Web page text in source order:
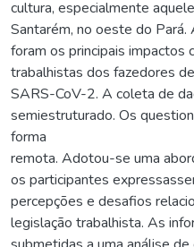
cultura, especialmente
Santarém, no oeste do
foram os principais impactos
trabalhistas dos fazedores
SARS-CoV-2. A coleta de
semiestruturado. Os
forma
remota. Adotou-se uma
os participantes
percepções e desafios
legislação trabalhista. As